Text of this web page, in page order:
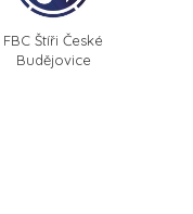
FBC Štíři České
Budějovice